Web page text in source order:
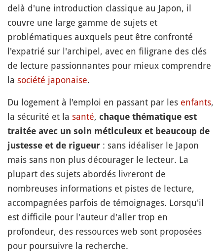
delà d'une introduction classique au Japon, il
couvre une large gamme de sujets et
problématiques auxquels peut être confronté
l'expatrié sur l'archipel, avec en filigrane des clés
de lecture passionnantes pour mieux comprendre
la société japonaise.
Du logement à l'emploi en passant par les enfants,
la sécurité et la santé, chaque thématique est
traitée avec un soin méticuleux et beaucoup de
justesse et de rigueur : sans idéaliser le Japon
mais sans non plus décourager le lecteur. La
plupart des sujets abordés livreront de
nombreuses informations et pistes de lecture,
accompagnées parfois de témoignages. Lorsqu'il
est difficile pour l'auteur d'aller trop en
profondeur, des ressources web sont proposées
pour poursuivre la recherche.